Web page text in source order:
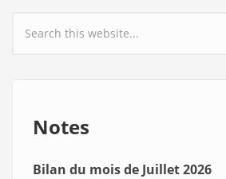
Search form
Notes
Bilan du mois de Juillet 2026